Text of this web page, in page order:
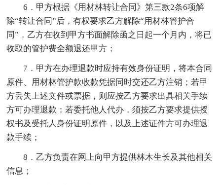
6．甲方根据《用材林转让合同》第三款2条6项解
除“转让合同”后，有权要求乙方解除“用材林管护合
同”，乙方在收到甲方书面解除函之日起一个月内，将已
收取的管护费全额退还甲方；
7．甲方在办理退款时应持有效身份证明，将本合同
原件、用材林管护款收款凭据同时交还乙方注销；若甲
方丢失上述文件或票据，则应按乙方要求出具相关手续
方可办理退款；若委托他人代办，须按乙方要求提供授
权书及受托人身份证明原件，以及上述证件方可办理退
款手续；
8．乙方负责在网上向甲方提供林木生长及其他相关
信息；